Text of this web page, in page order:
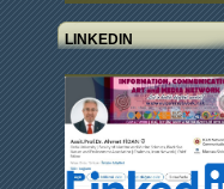
LINKEDIN